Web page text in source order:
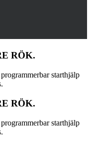
RÖK.
starthjälp
RÖK.
starthjälp